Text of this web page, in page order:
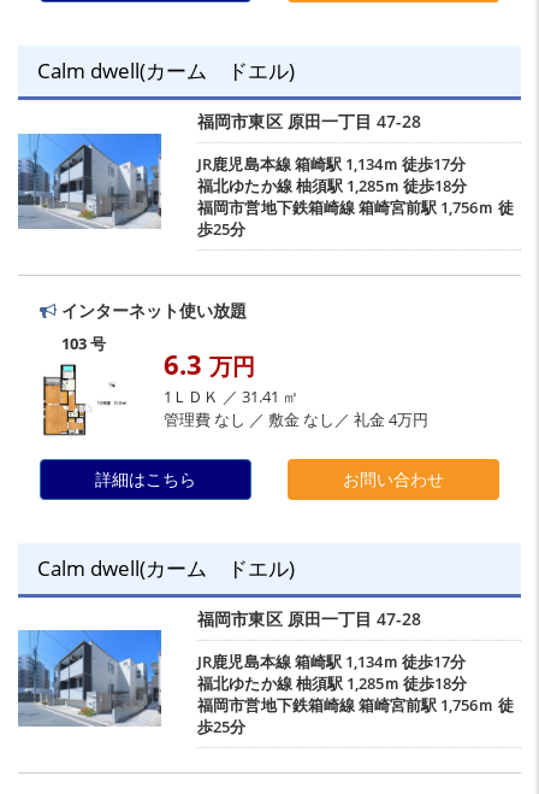
Calm dwell(カーム ドエル)
福岡市東区 原田一丁目 47-28
JR鹿児島本線箱崎駅1,134ｍ 徒歩17分
福北ゆたか線柚須駅1,285ｍ 徒歩18分
福岡市営地下鉄箱崎線箱崎宮前駅 1,756ｍ 徒
歩25分
インターネット使い放題
103 号
6.3 万円
1ＬＤＫ ／ 31.41 ㎡
管理費 なし ／ 敷金 なし／ 礼金 4万円
詳細はこちら お問い合わせ
Calm dwell(カーム ドエル)
福岡市東区 原田一丁目 47-28
JR鹿児島本線箱崎駅1,134ｍ 徒歩17分
福北ゆたか線柚須駅1,285ｍ 徒歩18分
福岡市営地下鉄箱崎線箱崎宮前駅 1,756ｍ 徒
歩25分